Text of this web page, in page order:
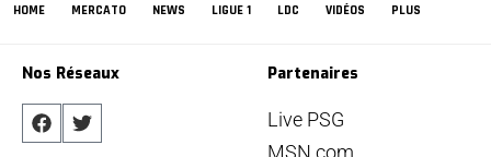
HOME MERCATO NEWS LIGUE 1 LDC VIDÉOS PLUS
Nos Réseaux Partenaires
Live PSG
MSN.com